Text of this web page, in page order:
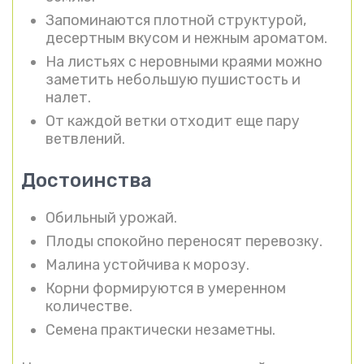
Запоминаются плотной структурой,
десертным вкусом и нежным ароматом.
На листьях с неровными краями можно
заметить небольшую пушистость и
налет.
От каждой ветки отходит еще пару
ветвлений.
Достоинства
Обильный урожай.
Плоды спокойно переносят перевозку.
Малина устойчива к морозу.
Корни формируются в умеренном
количестве.
Семена практически незаметны.